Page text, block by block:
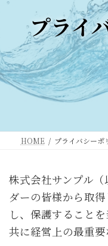
ッ
移
プライ
HOME プライバシーポ
株式会社サンプル
ダーの皆様から取
し、保護すること
共に経営上の最重要